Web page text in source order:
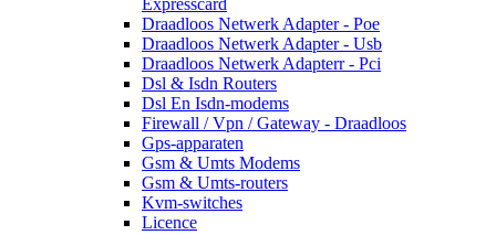
Draadloos Netwerk Adapter - Poe
Draadloos Netwerk Adapter - Usb
Draadloos Netwerk Adapterr - Pci
Dsl & Isdn Routers
Dsl En Isdn-modems
Firewall / Vpn / Gateway - Draadloos
Gps-apparaten
Gsm & Umts Modems
Gsm & Umts-routers
Kvm-switches
Licence